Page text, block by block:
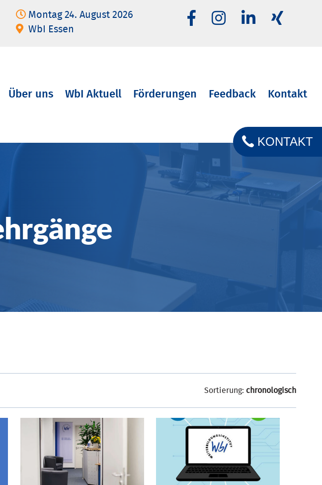
Montag 24. August 2026
WbI Essen
Über uns WbI Aktuell Förderungen Feedback Kontakt
KONTAKT
Sortierung: chronologisch